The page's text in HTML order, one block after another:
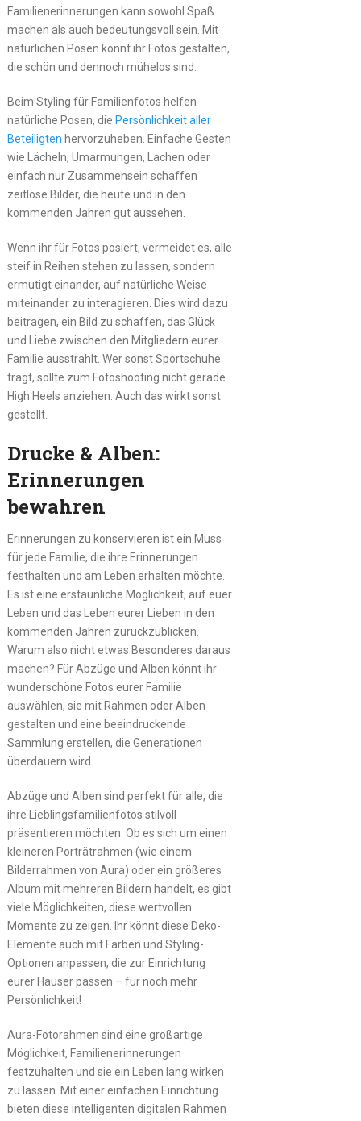
Familienerinnerungen kann sowohl Spaß
machen als auch bedeutungsvoll sein. Mit
natürlichen Posen könnt ihr Fotos gestalten,
die schön und dennoch mühelos sind.
Beim Styling für Familienfotos helfen
natürliche Posen, die Persönlichkeit aller
Beteiligten hervorzuheben. Einfache Gesten
wie Lächeln, Umarmungen, Lachen oder
einfach nur Zusammensein schaffen
zeitlose Bilder, die heute und in den
kommenden Jahren gut aussehen.
Wenn ihr für Fotos posiert, vermeidet es, alle
steif in Reihen stehen zu lassen, sondern
ermutigt einander, auf natürliche Weise
miteinander zu interagieren. Dies wird dazu
beitragen, ein Bild zu schaffen, das Glück
und Liebe zwischen den Mitgliedern eurer
Familie ausstrahlt. Wer sonst Sportschuhe
trägt, sollte zum Fotoshooting nicht gerade
High Heels anziehen. Auch das wirkt sonst
gestellt.
Drucke & Alben:
Erinnerungen
bewahren
Erinnerungen zu konservieren ist ein Muss
für jede Familie, die ihre Erinnerungen
festhalten und am Leben erhalten möchte.
Es ist eine erstaunliche Möglichkeit, auf euer
Leben und das Leben eurer Lieben in den
kommenden Jahren zurückzublicken.
Warum also nicht etwas Besonderes daraus
machen? Für Abzüge und Alben könnt ihr
wunderschöne Fotos eurer Familie
auswählen, sie mit Rahmen oder Alben
gestalten und eine beeindruckende
Sammlung erstellen, die Generationen
überdauern wird.
Abzüge und Alben sind perfekt für alle, die
ihre Lieblingsfamilienfotos stilvoll
präsentieren möchten. Ob es sich um einen
kleineren Porträtrahmen (wie einem
Bilderrahmen von Aura) oder ein größeres
Album mit mehreren Bildern handelt, es gibt
viele Möglichkeiten, diese wertvollen
Momente zu zeigen. Ihr könnt diese Deko-
Elemente auch mit Farben und Styling-
Optionen anpassen, die zur Einrichtung
eurer Häuser passen – für noch mehr
Persönlichkeit!
Aura-Fotorahmen sind eine großartige
Möglichkeit, Familienerinnerungen
festzuhalten und sie ein Leben lang wirken
zu lassen. Mit einer einfachen Einrichtung
bieten diese intelligenten digitalen Rahmen